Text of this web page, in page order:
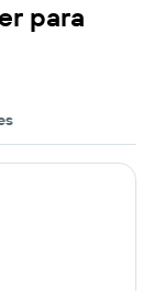
para